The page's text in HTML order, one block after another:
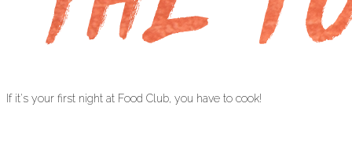
If it's your first night at Food Club, you have to cook!